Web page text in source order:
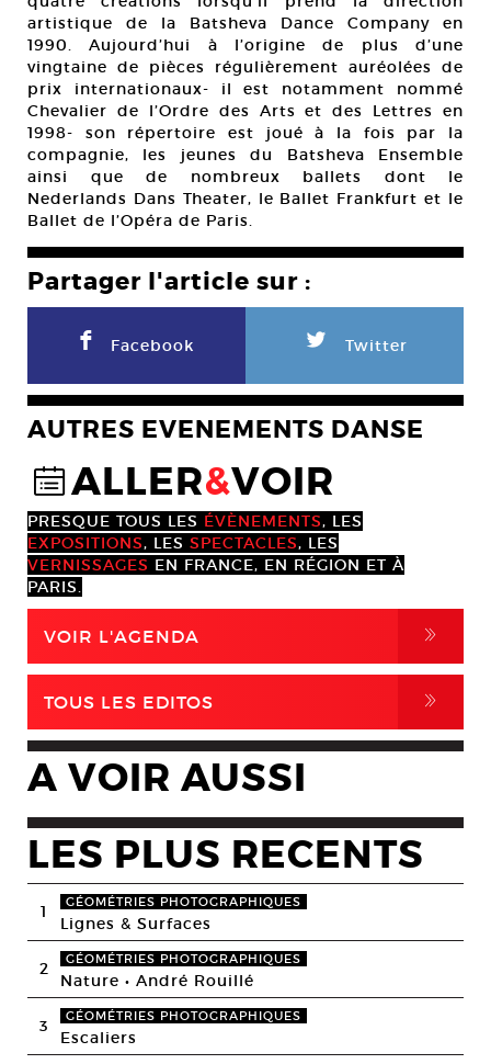
artistique de la Batsheva Dance Company en
1990. Aujourd’hui à l’origine de plus d’une
vingtaine de pièces régulièrement auréolées de
prix internationaux- il est notamment nommé
Chevalier de l’Ordre des Arts et des Lettres en
1998- son répertoire est joué à la fois par la
compagnie, les jeunes du Batsheva Ensemble
ainsi que de nombreux ballets dont le
Nederlands Dans Theater, le Ballet Frankfurt et le
Ballet de l’Opéra de Paris.
Partager l'article sur :
F Facebook L Twitter
AUTRES EVENEMENTS DANSE
@ALLER&VOIR
PRESQUE TOUS LES ÉVÈNEMENTS, LES
EXPOSITIONS, LES SPECTACLES, LES
VERNISSAGES EN FRANCE, EN RÉGION ET À
PARIS.
VOIR L'AGENDA ,
TOUS LES EDITOS ,
A VOIR AUSSI
LES PLUS RECENTS
1 GÉOMÉTRIES PHOTOGRAPHIQUES
Lignes & Surfaces
2 GÉOMÉTRIES PHOTOGRAPHIQUES
Nature • André Rouillé
3 GÉOMÉTRIES PHOTOGRAPHIQUES
Escaliers